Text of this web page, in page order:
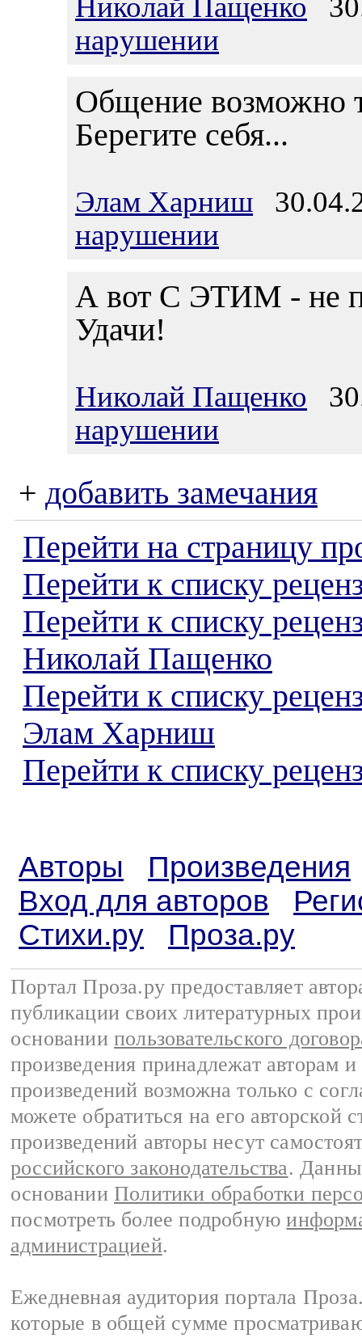
Николай Пащенко
нарушении
Общение возможно
Берегите себя...
Элам Харниш
нарушении
А вот С ЭТИМ - не
Удачи!
Николай Пащенко
нарушении
+ добавить замечания
Перейти на страницу
Перейти к списку
Перейти к списку
Николай Пащенко
Перейти к списку
Элам Харниш
Перейти к списку
Авторы
Произведения
Вход для авторов
Стихи.ру
Проза.ру
Портал Проза.ру предоставляет
публикации своих литературных
основании пользовательского
произведения принадлежат авторам
произведений возможна только с
можете обратиться на его авторской
произведений авторы несут
российского законодательства.
основании Политики обработки
посмотреть более подробную
администрацией.
Ежедневная аудитория портала
которые в общей сумме